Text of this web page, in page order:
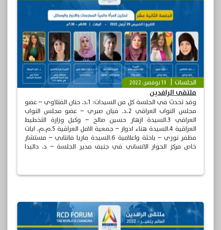
الجلسات 13 نوفمبر، 2022
ملتقى الرافدين
وقد تحدث في الجلسة كل من السيدات: 1.د. حنان الفتلاوي – عضو
مجلس النواب العراقي 2.د. فيان صبري – عضو مجلس النواب
العراقي 3.السيدة ازهار حسين صالح – وكيل وزارة التخطيط
العراقية 4.السيدة هناء ادوار – جمعية الامل العراقية 5.م.م. ايات
مظفر نوري – باحثة واعلامية 6.السيدة ماريا فانتابي – مستشار
خاص مركز الحوار الانساني في جنيف مدير الجلسة – د. داليدا